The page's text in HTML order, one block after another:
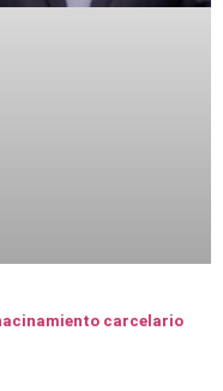
carcelario